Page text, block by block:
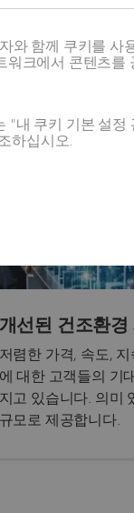
비즈니스 모델,
는 압력에 빠르
개선된 건조환경
저렴한 가격, 속도,
에 대한 고객들의 기
지고 있습니다. 의미
규모로 제공합니다.
와 함께 쿠키를
크에서 콘텐츠
내 쿠키 기본 설
하십시오.